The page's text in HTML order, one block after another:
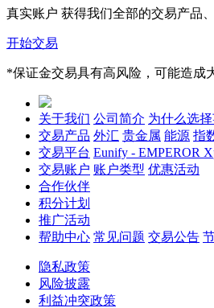
真实账户 获得我们全部的交易产品
开始交易
*保证金交易具有高风险，可能造成
关于我们 公司简介 为什么选
交易产品 外汇 贵金属 能源 指
交易平台 Eunify - EMPEROR
交易账户 账户类型 优惠活动
合作伙伴
积分计划
推广活动
帮助中心 常见问题 交易公告
隐私政策
风险披露
利益冲突政策